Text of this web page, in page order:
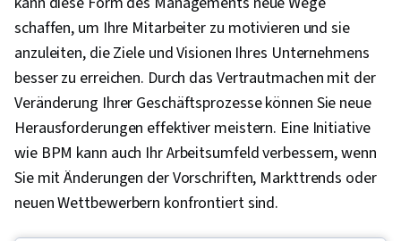
schaffen, um Ihre Mitarbeiter zu motivieren und sie
anzuleiten, die Ziele und Visionen Ihres Unternehmens
besser zu erreichen. Durch das Vertrautmachen mit der
Veränderung Ihrer Geschäftsprozesse können Sie neue
Herausforderungen effektiver meistern. Eine Initiative
wie BPM kann auch Ihr Arbeitsumfeld verbessern, wenn
Sie mit Änderungen der Vorschriften, Markttrends oder
neuen Wettbewerbern konfrontiert sind.